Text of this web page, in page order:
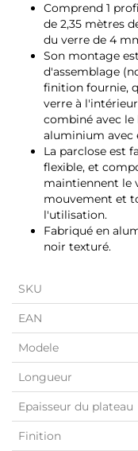
Comprend 1
de 2,35 mètres
du verre de 4
Son montage
d'assemblage
finition fournie,
verre à
combiné avec le
aluminium avec
La parclose est
flexible, et
maintiennent le
mouvement et
l'utilisation.
Fabriqué en
noir texturé.
SKU
EAN
Modele
Longueur
Epaisseur du plateau
Finition